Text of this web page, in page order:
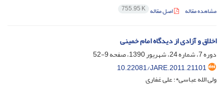
مشاهده مقاله اصل مقاله 755.95 K
اخلاق و آزادی از دیدگاه امام خمینی
دوره 7، شماره 24، شهریور 1390، صفحه
9-52
10.22081/JARE.2011.21101
ولی الله عباسی*؛ علی غفاری